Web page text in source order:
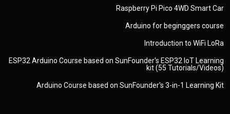
Raspberry Pi Pico 4WD Smart Car
Arduino for beginggers course
Introduction to WiFi LoRa
ESP32 Arduino Course based on SunFounder's ESP32 IoT Learning
kit (55 Tutorials/Videos)
Arduino Course based on SunFounder's 3-in-1 Learning Kit